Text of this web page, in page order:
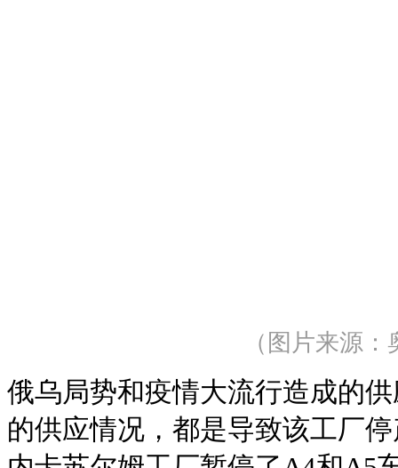
（图片来源：
俄乌局势和疫情大流行造成的
的供应情况，都是导致该工厂